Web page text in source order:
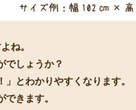
ね。
でしょうか？
とわかりやすくなります。
きます。